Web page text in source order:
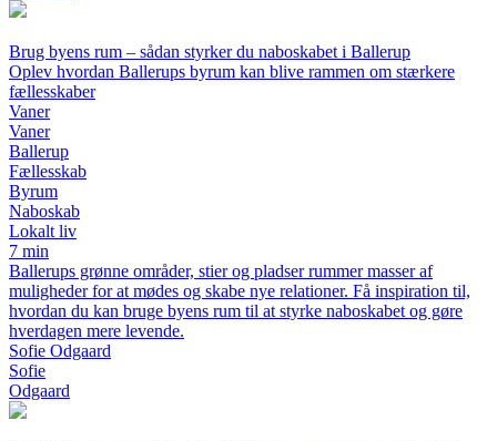
Brug byens rum – sådan styrker du naboskabet i Ballerup
Oplev hvordan Ballerups byrum kan blive rammen om stærkere
fællesskaber
Vaner
Vaner
Ballerup
Fællesskab
Byrum
Naboskab
Lokalt liv
7 min
Ballerups grønne områder, stier og pladser rummer masser af
muligheder for at mødes og skabe nye relationer. Få inspiration til,
hvordan du kan bruge byens rum til at styrke naboskabet og gøre
hverdagen mere levende.
Sofie Odgaard
Sofie
Odgaard